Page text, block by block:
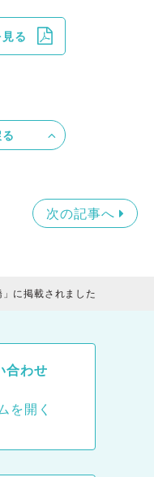
る
次の記事へ
」に掲載されました
合わせ
を開く